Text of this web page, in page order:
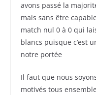
avons passé la
mais sans être
match nul 0 à 0 qui
blancs puisque c’est
notre portée
Il faut que nous
motivés tous